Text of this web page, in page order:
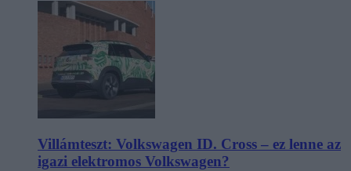
Villámteszt: Volkswagen ID. Cross – ez lenne az
igazi elektromos Volkswagen?